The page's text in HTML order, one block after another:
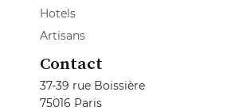
Hotels
Artisans
Contact
37-39 rue Boissière
75016 Paris